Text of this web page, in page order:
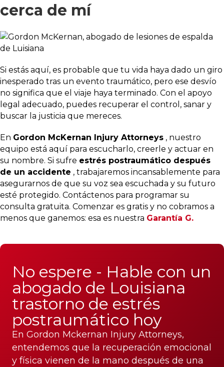
cerca de mí
Si estás aquí, es probable que tu vida haya dado un giro
inesperado tras un evento traumático, pero ese desvío
no significa que el viaje haya terminado. Con el apoyo
legal adecuado, puedes recuperar el control, sanar y
buscar la justicia que mereces.
En Gordon McKernan Injury Attorneys , nuestro
equipo está aquí para escucharlo, creerle y actuar en
su nombre. Si sufre estrés postraumático después
de un accidente , trabajaremos incansablemente para
asegurarnos de que su voz sea escuchada y su futuro
esté protegido. Contáctenos para programar su
consulta gratuita. Comenzar es gratis y no cobramos a
menos que ganemos: esa es nuestra Garantía G.
No espere - Hable con un
abogado de Louisiana
trastorno de estrés
postraumático hoy
En Gordon Mckernan Injury Attorneys,
entendemos que la recuperación emocional
y física vienen de la mano después de una